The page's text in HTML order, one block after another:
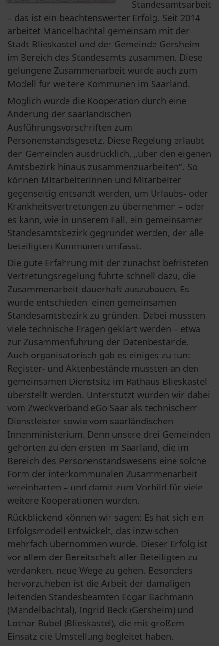
Standesamtsarbeit
– das ist ein beachtenswerter Erfolg. Seit 2014
arbeitet Mandelbachtal gemeinsam mit der
Stadt Blieskastel und der Gemeinde Gersheim
im Bereich des Standesamts zusammen. Diese
gelungene Zusammenarbeit wurde auch zum
Modell für weitere Kommunen im Saarland.
Möglich wurde die Kooperation durch eine
Änderung der saarländischen
Ausführungsvorschriften zum
Personenstandsgesetz. Diese Regelung erlaubt
den Gemeinden ausdrücklich, „über den eigenen
Amtsbezirk hinaus zusammenzuarbeiten“. So
können Mitarbeiterinnen und Mitarbeiter
gegenseitig entsandt werden, um Urlaubs- oder
Krankheitsvertretungen zu übernehmen – oder
es kann, wie in unserem Fall, ein gemeinsamer
Standesamtsbezirk gegründet werden, der alle
beteiligten Kommunen umfasst.
Die gute Erfahrung mit der zunächst befristeten
Vertretungsregelung führte schnell dazu, die
Zusammenarbeit dauerhaft auszubauen. Es
wurde entschieden, einen gemeinsamen
Standesamtsbezirk zu gründen. Dabei mussten
viele technische Fragen geklärt werden – etwa
zur Zusammenführung der Datenbestände.
Auch organisatorisch gab es einiges zu tun:
Register- und Aktenbestände mussten an den
gemeinsamen Dienstsitz im Rathaus Blieskastel
überstellt werden. Unterstützt wurden wir dabei
vom Zweckverband eGo Saar als technischem
Dienstleister sowie vom saarländischen
Innenministerium. Denn unsere drei Gemeinden
gehörten zu den ersten im Saarland, die im
Bereich des Personenstandswesens eine solche
Form der interkommunalen Zusammenarbeit
vereinbarten – und damit zum Vorbild für viele
weitere Kooperationen wurden.
Rückblickend können wir sagen: Es hat sich ein
Erfolgsmodell entwickelt, das inzwischen
mehrfach übernommen wurde. Dieser Erfolg ist
vor allem der Bereitschaft aller Beteiligten zu
verdanken, neue Wege zu gehen. Besonders
hervorzuheben ist die Arbeit der damaligen
leitenden Standesbeamten Edgar Bachmann
(Mandelbachtal), Ingrid Beck (Gersheim) und
Lothar Bubel (Blieskastel), die mit großem
Einsatz die Umstellung begleitet haben.